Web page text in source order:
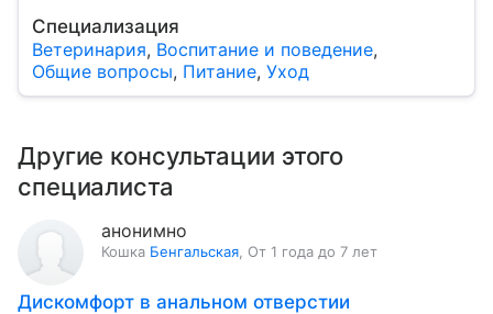
Специализация
Ветеринария, Воспитание и поведение,
Общие вопросы, Питание, Уход
Другие консультации этого
специалиста
анонимно
Кошка Бенгальская От 1 года до 7 лет
Дискомфорт в анальном отверстии